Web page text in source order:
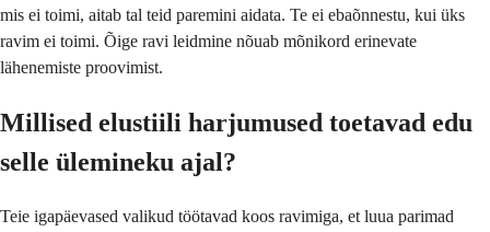
mis ei toimi, aitab tal teid paremini aidata. Te ei ebaõnnestu, kui üks
ravim ei toimi. Õige ravi leidmine nõuab mõnikord erinevate
lähenemiste proovimist.
Millised elustiili harjumused toetavad edu
selle ülemineku ajal?
Teie igapäevased valikud töötavad koos ravimiga, et luua parimad